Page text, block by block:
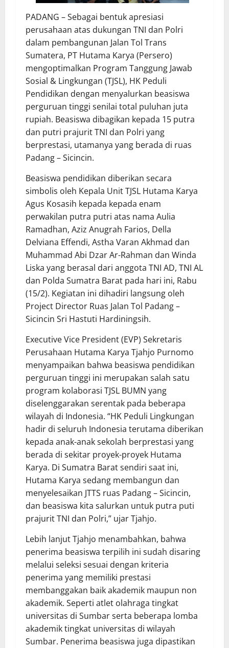
PADANG – Sebagai bentuk apresiasi
perusahaan atas dukungan TNI dan Polri
dalam pembangunan Jalan Tol Trans
Sumatera, PT Hutama Karya (Persero)
mengoptimalkan Program Tanggung Jawab
Sosial & Lingkungan (TJSL), HK Peduli
Pendidikan dengan menyalurkan beasiswa
perguruan tinggi senilai total puluhan juta
rupiah. Beasiswa dibagikan kepada 15 putra
dan putri prajurit TNI dan Polri yang
berprestasi, utamanya yang berada di ruas
Padang – Sicincin.
Beasiswa pendidikan diberikan secara
simbolis oleh Kepala Unit TJSL Hutama Karya
Agus Kosasih kepada kepada enam
perwakilan putra putri atas nama Aulia
Ramadhan, Aziz Anugrah Farios, Della
Delviana Effendi, Astha Varan Akhmad dan
Muhammad Abi Dzar Ar-Rahman dan Winda
Liska yang berasal dari anggota TNI AD, TNI AL
dan Polda Sumatra Barat pada hari ini, Rabu
(15/2). Kegiatan ini dihadiri langsung oleh
Project Director Ruas Jalan Tol Padang –
Sicincin Sri Hastuti Hardiningsih.
Executive Vice President (EVP) Sekretaris
Perusahaan Hutama Karya Tjahjo Purnomo
menyampaikan bahwa beasiswa pendidikan
perguruan tinggi ini merupakan salah satu
program kolaborasi TJSL BUMN yang
diselenggarakan serentak pada beberapa
wilayah di Indonesia. “HK Peduli Lingkungan
hadir di seluruh Indonesia terutama diberikan
kepada anak-anak sekolah berprestasi yang
berada di sekitar proyek-proyek Hutama
Karya. Di Sumatra Barat sendiri saat ini,
Hutama Karya sedang membangun dan
menyelesaikan JTTS ruas Padang – Sicincin,
dan beasiswa kita salurkan untuk putra puti
prajurit TNI dan Polri,” ujar Tjahjo.
Lebih lanjut Tjahjo menambahkan, bahwa
penerima beasiswa terpilih ini sudah disaring
melalui seleksi sesuai dengan kriteria
penerima yang memiliki prestasi
membanggakan baik akademik maupun non
akademik. Seperti atlet olahraga tingkat
universitas di Sumbar serta beberapa lomba
akademik tingkat universitas di wilayah
Sumbar. Penerima beasiswa juga dipastikan